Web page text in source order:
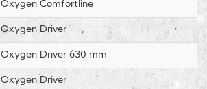
Oxygen Comfortline
Oxygen Driver
Oxygen Driver 630 mm
Oxygen Driver